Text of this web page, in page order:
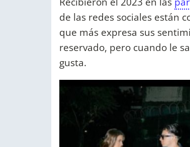
de las redes sociales están
que más expresa sus
reservado, pero cuando le
gusta.